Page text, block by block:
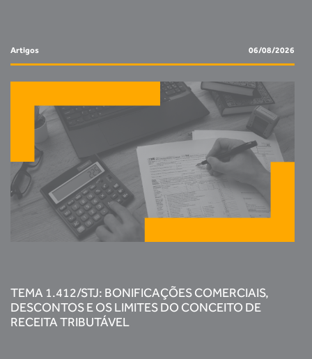
Artigos 06/08/2026
TEMA 1.412/STJ: BONIFICAÇÕES COMERCIAIS,
DESCONTOS E OS LIMITES DO CONCEITO DE
RECEITA TRIBUTÁVEL